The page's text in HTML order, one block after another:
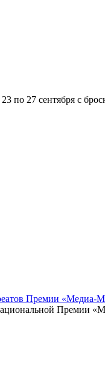
по 27 сентября с
Премии «Медиа-
Премии